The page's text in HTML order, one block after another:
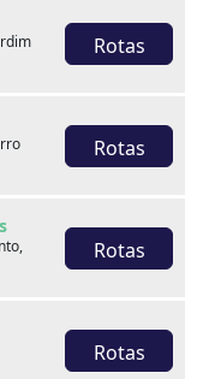
Rotas
Rotas
Rotas
Rotas
Elétrica
417 -
DE
CAUTELAR
/ PEDRO
NO